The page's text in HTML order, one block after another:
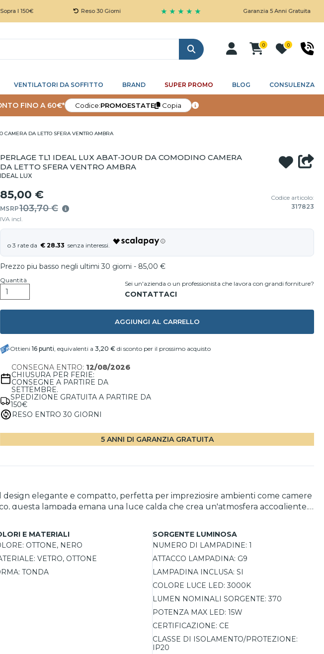
Reso 30 Giorni ★ ★ ★ ★ ★ Garanzia 5 Anni Gratuita
Cerca
0 0
VENTILATORI DA SOFFITTO BRAND SUPER PROMO BLOG CONSULENZA
FINO A 60€* Codice:PROMOESTATE Copia
CAMERA DA LETTO SFERA VENTRO AMBRA
PERLAGE TL1 IDEAL LUX ABAT-JOUR DA COMODINO CAMERA
DA LETTO SFERA VENTRO AMBRA
IDEAL LUX
85,00 €
MSRP103,70 €
IVA incl.
Codice articolo:
317823
€ 28.33
Prezzo piu basso negli ultimi 30 giorni - 85,00 €
Quantità Sei un'azienda o un professionista che lavora con grandi forniture?
AGGIUNGI AL CARRELLO
Ottieni 16 punti, equivalenti a 3,20 € di sconto per il prossimo acquisto
CONSEGNA ENTRO: 12/08/2026
CHIUSURA PER FERIE:
CONSEGNE A PARTIRE DA
SETTEMBRE.
SPEDIZIONE GRATUITA A PARTIRE DA
150€
RESO ENTRO 30 GIORNI
5 ANNI DI GARANZIA GRATUITA
design elegante e compatto, perfetta per impreziosire ambienti come camere
questa lampada emana una luce calda che crea un'atmosfera accogliente.
soddisfare ogni esigenza estetica. La lampada della serie
una lampadina G9 LED inclusa, che emette una luce piacevole a 3000K,
di personalizzare l'illuminazione scegliendo lampadine di diverse
E MATERIALI
OTTONE, NERO
VETRO, OTTONE
TONDA
SORGENTE LUMINOSA
NUMERO DI LAMPADINE: 1
ATTACCO LAMPADINA: G9
LAMPADINA INCLUSA: SI
COLORE LUCE LED: 3000K
LUMEN NOMINALI SORGENTE: 370
POTENZA MAX LED: 15W
CERTIFICAZIONE: CE
CLASSE DI ISOLAMENTO/PROTEZIONE:
IP20